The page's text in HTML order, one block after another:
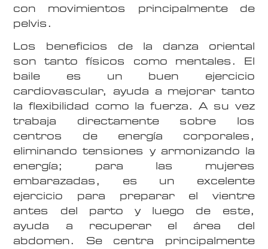
con movimientos principalmente de
pelvis.
Los beneficios de la danza oriental
son tanto físicos como mentales. El
baile es un buen ejercicio
cardiovascular, ayuda a mejorar tanto
la flexibilidad como la fuerza. A su vez
trabaja directamente sobre los
centros de energía corporales,
eliminando tensiones y armonizando la
energía; para las mujeres
embarazadas, es un excelente
ejercicio para preparar el vientre
antes del parto y luego de este,
ayuda a recuperar el área del
abdomen. Se centra principalmente